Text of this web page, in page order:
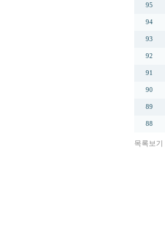
95
94
93
92
91
90
89
88
목록보기